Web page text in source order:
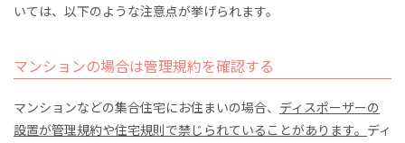
いては、以下のような注意点が挙げられます。
マンションの場合は管理規約を確認する
マンションなどの集合住宅にお住まいの場合、 ディスポーザーの
設置が管理規約や住宅規則で禁じられていることがあります。 ディ